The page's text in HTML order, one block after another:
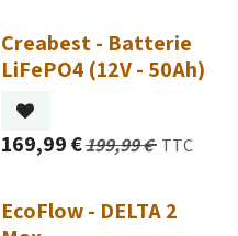
Creabest - Batterie
LiFePO4 (12V - 50Ah)
169,99€199,99€ TTC
EcoFlow - DELTA 2